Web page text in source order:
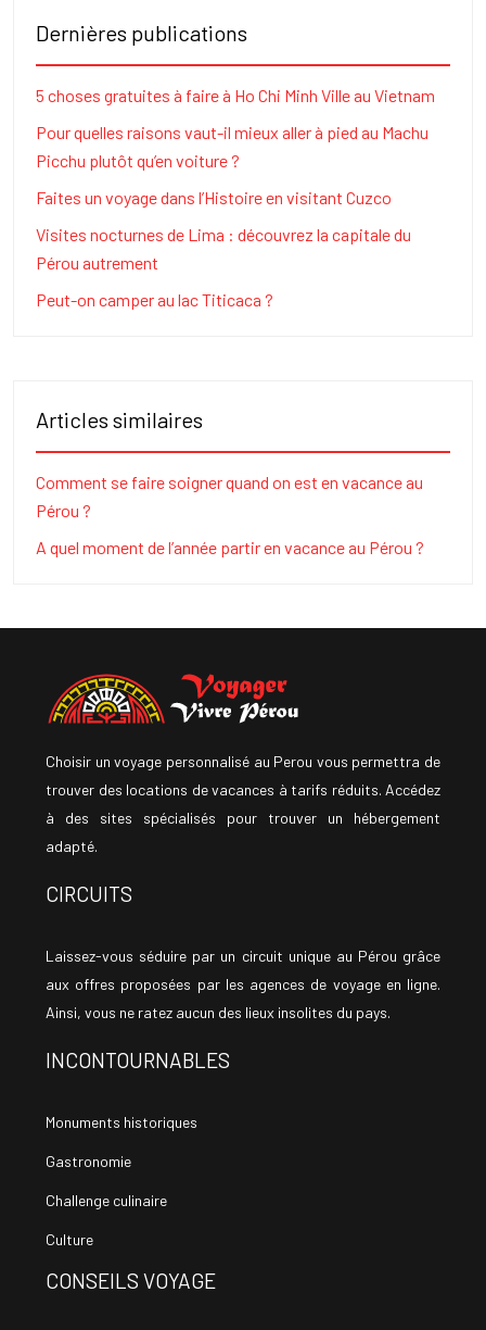
Dernières publications
5 choses gratuites à faire à Ho Chi Minh Ville au Vietnam
Pour quelles raisons vaut-il mieux aller à pied au Machu
Picchu plutôt qu’en voiture ?
Faites un voyage dans l’Histoire en visitant Cuzco
Visites nocturnes de Lima : découvrez la capitale du
Pérou autrement
Peut-on camper au lac Titicaca ?
Articles similaires
Comment se faire soigner quand on est en vacance au
Pérou ?
A quel moment de l’année partir en vacance au Pérou ?
Choisir un voyage personnalisé au Perou vous permettra de
trouver des locations de vacances à tarifs réduits. Accédez
à des sites spécialisés pour trouver un hébergement
adapté.
CIRCUITS
Laissez-vous séduire par un circuit unique au Pérou grâce
aux offres proposées par les agences de voyage en ligne.
Ainsi, vous ne ratez aucun des lieux insolites du pays.
INCONTOURNABLES
Monuments historiques
Gastronomie
Challenge culinaire
Culture
CONSEILS VOYAGE